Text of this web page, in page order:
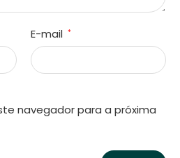
E-mail *
navegador para a próxima